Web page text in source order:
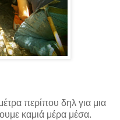
περίπου δηλ για μια
καμιά μέρα μέσα.